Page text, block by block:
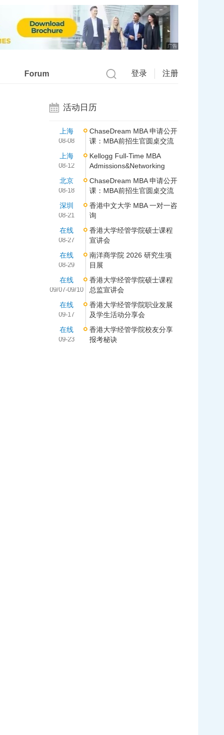
广告
Forum 登录 注册
活动日历
上海
08-08
ChaseDream MBA 申请公开
课：MBA前招生官圆桌交流
上海
08-12
Kellogg Full-Time MBA
Admissions&Networking
北京
08-18
ChaseDream MBA 申请公开
课：MBA前招生官圆桌交流
深圳
08-21
香港中文大学 MBA 一对一咨
询
在线
08-27
香港大学经管学院硕士课程
宣讲会
在线
08-29
南洋商学院 2026 研究生项
目展
在线
09/07-09/10
香港大学经管学院硕士课程
总监宣讲会
在线
09-17
香港大学经管学院职业发展
及学生活动分享会
在线
09-23
香港大学经管学院校友分享
报考秘诀